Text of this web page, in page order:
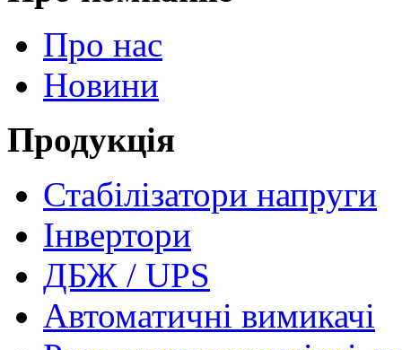
Про нас
Новини
Продукція
Стабілізатори напруги
Інвертори
ДБЖ / UPS
Автоматичні вимикачі